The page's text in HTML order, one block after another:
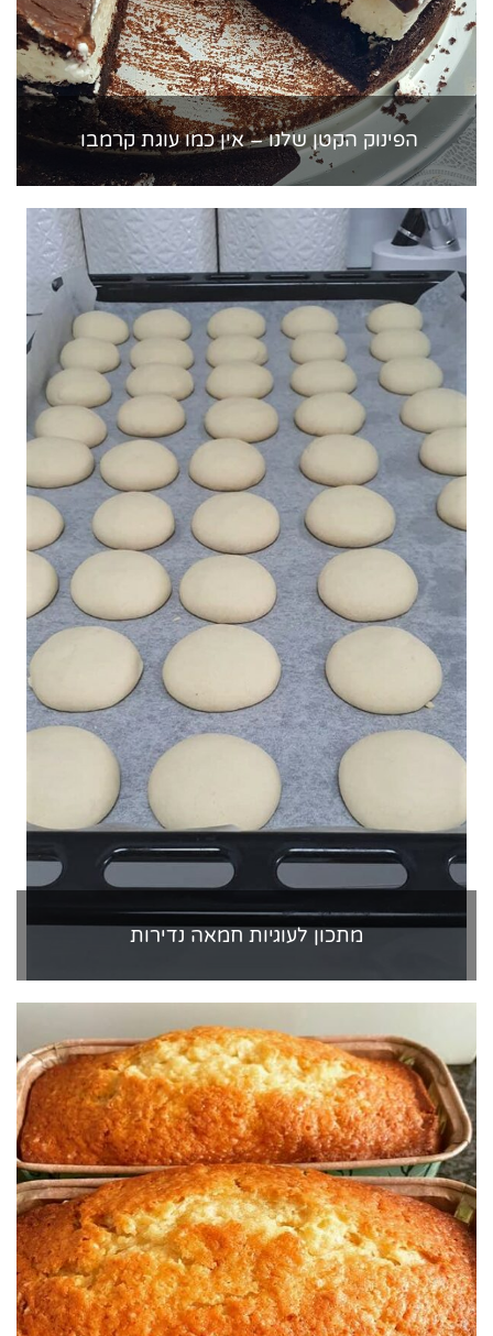
הפינוק הקטן שלנו – אין כמו עוגת קרמבו
מתכון לעוגיות חמאה נדירות